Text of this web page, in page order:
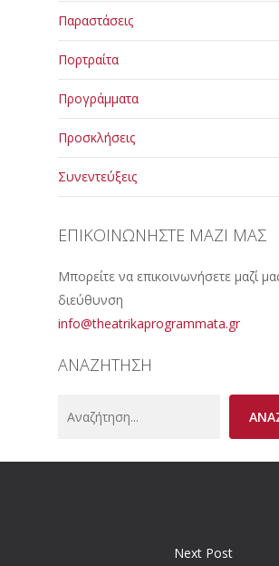
Παραστάσεις
Πορτραίτα
Προγράμματα
Προσκλήσεις
Συνεντεύξεις
ΕΠΙΚΟΙΝΩΝΗΣΤΕ ΜΑΖΙ ΜΑΣ
Μπορείτε να επικοινωνήσετε μαζί
διεύθυνση
info@theatrikaprogrammata.gr
ΑΝΑΖΗΤΗΣΗ
Next Post